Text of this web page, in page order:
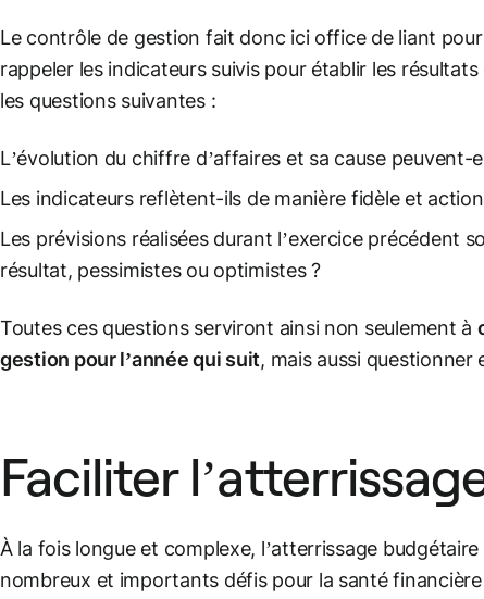
Le contrôle de gestion fait donc ici office de liant
rappeler les indicateurs suivis pour établir les
les questions suivantes :
L’évolution du chiffre d’affaires et sa cause peuvent-
Les indicateurs reflètent-ils de manière fidèle et
Les prévisions réalisées durant l’exercice précédent
résultat, pessimistes ou optimistes ?
Toutes ces questions serviront ainsi non seulement à
gestion pour l’année qui suit, mais aussi
Faciliter
À la fois longue et complexe, l’atterrissage
nombreux et importants défis pour la santé